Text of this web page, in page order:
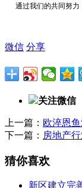
通过我们的共同努力
微信 分享
关注微信
上一篇： 欧淬恩
下一篇： 房地产
猜你喜欢
新区建立完